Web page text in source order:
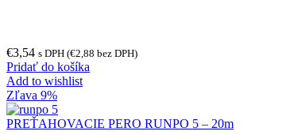
€3,54 s DPH (€2,88 bez DPH)
Pridať do košíka
Add to wishlist
Zľava 9%
PREŤAHOVACIE PERO RUNPO 5 – 20m